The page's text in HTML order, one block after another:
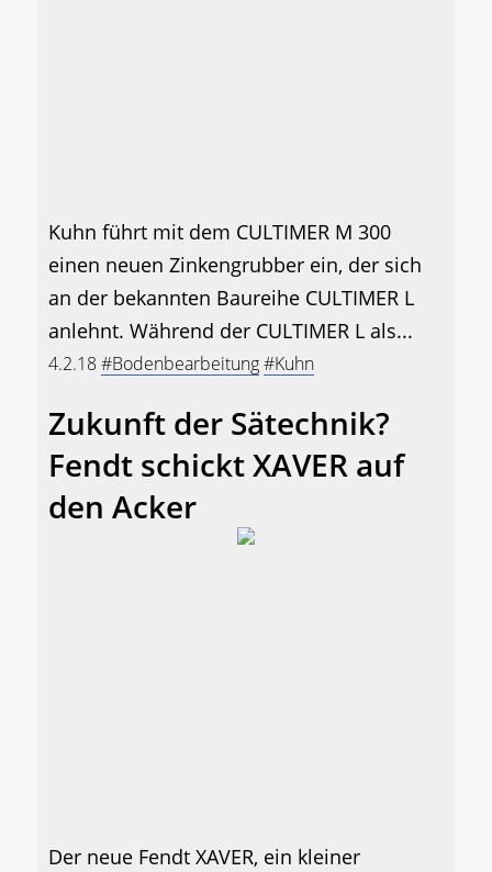
Kuhn führt mit dem CULTIMER M 300
einen neuen Zinkengrubber ein, der sich
an der bekannten Baureihe CULTIMER L
anlehnt. Während der CULTIMER L als...
4.2.18#Bodenbearbeitung#Kuhn
Zukunft der Sätechnik?
Fendt schickt XAVER auf
den Acker
Der neue Fendt XAVER, ein kleiner